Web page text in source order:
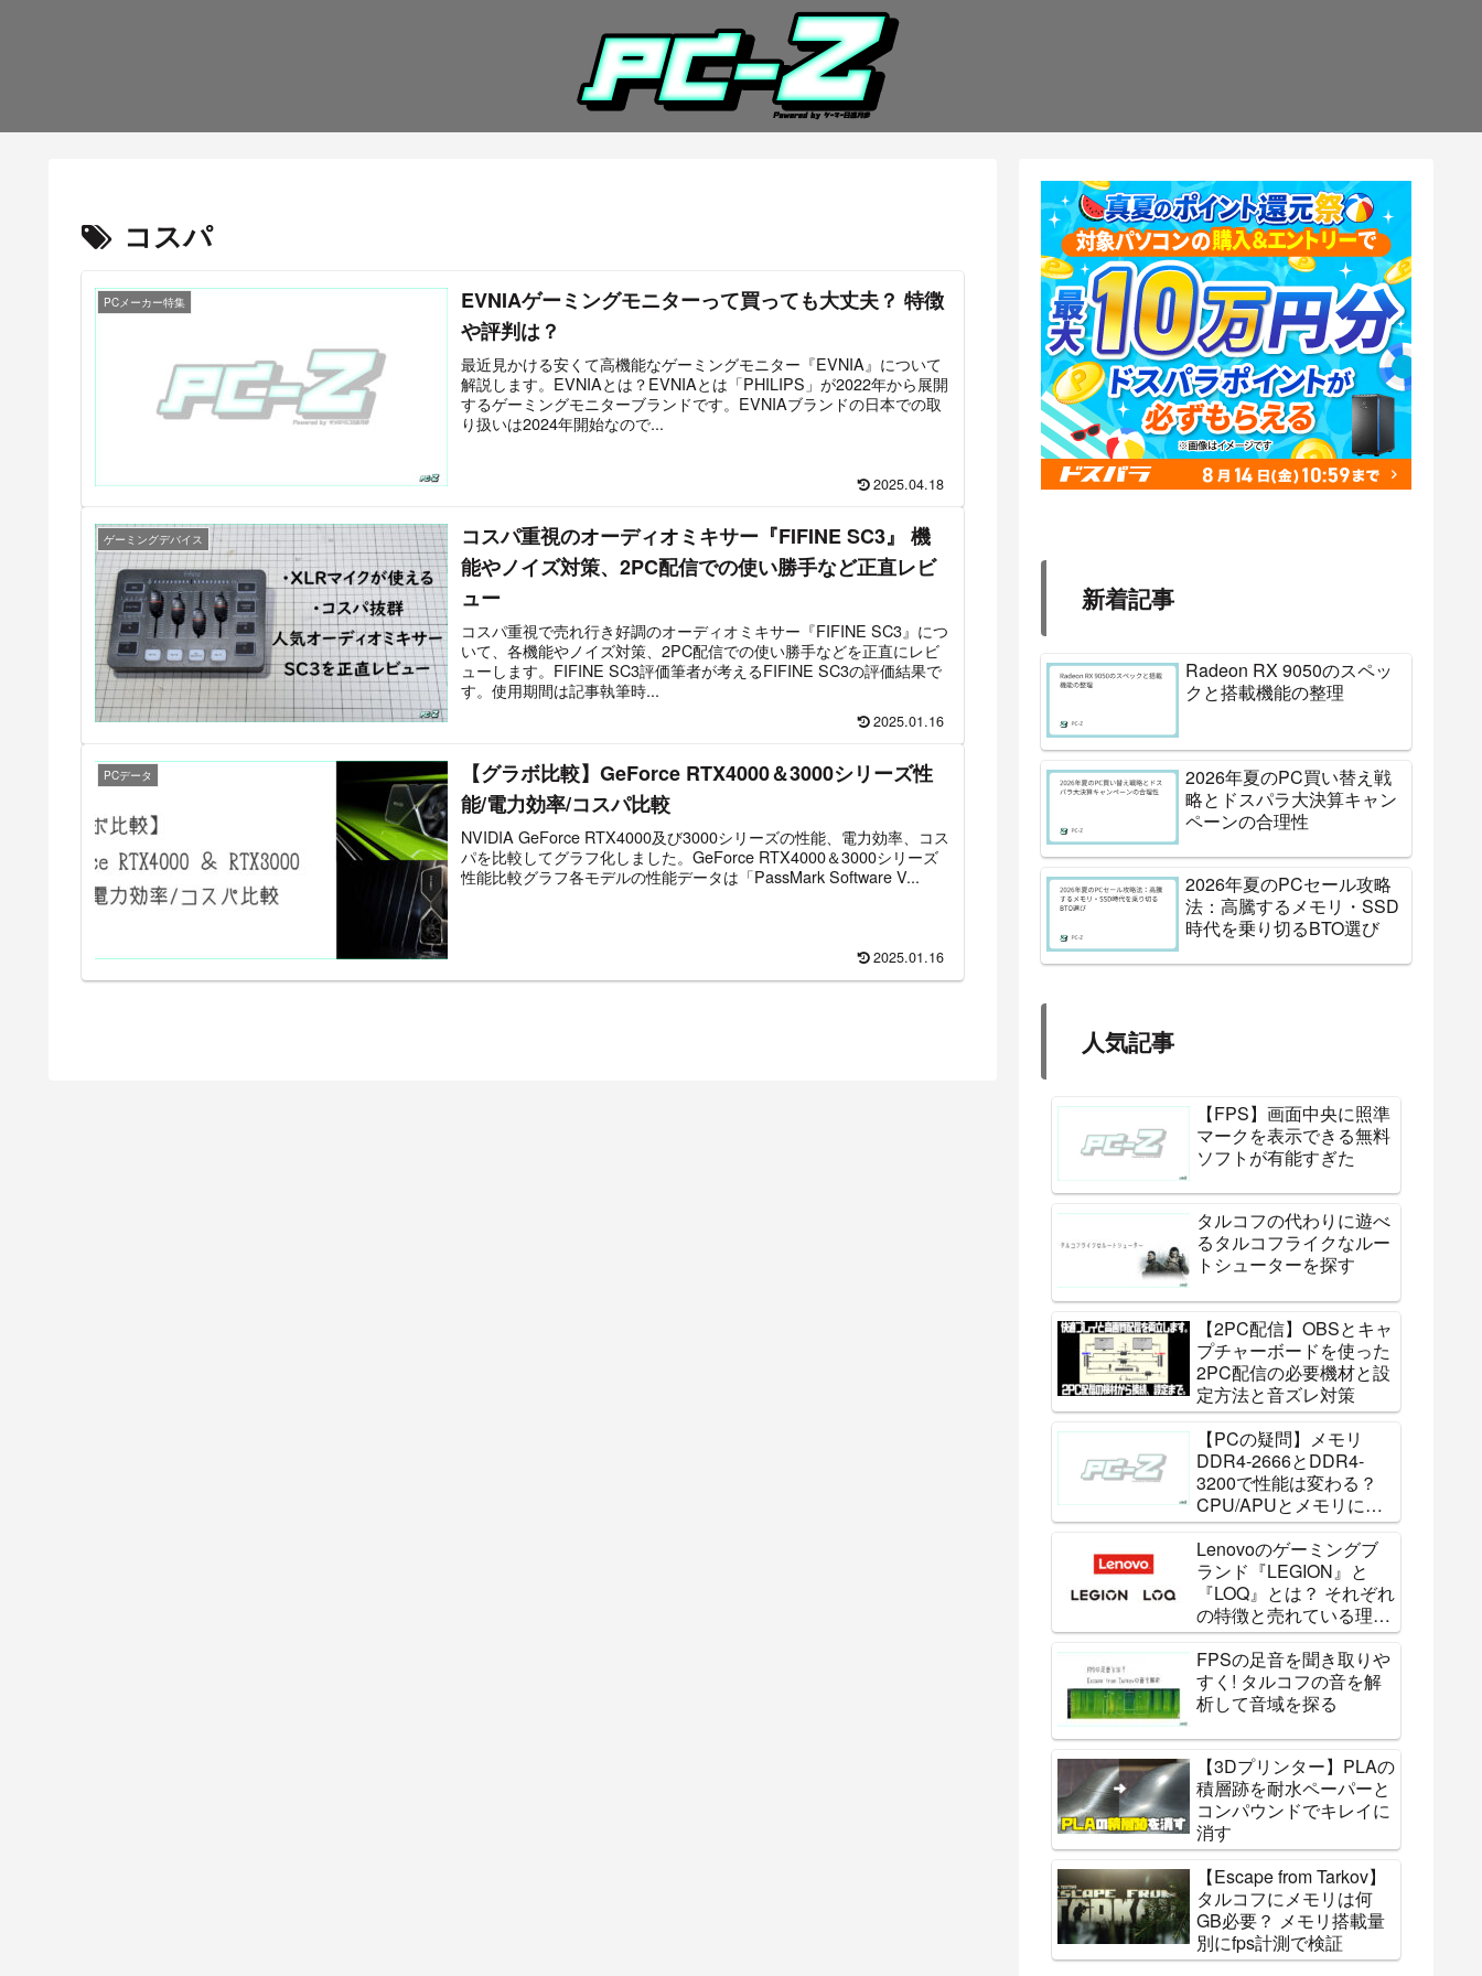
コスパ
PCメーカー特集
EVNIAゲーミングモニターって買っても大丈夫？ 特徴
や評判は？
最近見かける安くて高機能なゲーミングモニター『EVNIA』について
解説します。EVNIAとは？EVNIAとは「PHILIPS」が2022年から展開
するゲーミングモニターブランドです。EVNIAブランドの日本での取
り扱いは2024年開始なので...
2025.04.18
ゲーミングデバイス
コスパ重視のオーディオミキサー『FIFINE SC3』 機
能やノイズ対策、2PC配信での使い勝手など正直レビ
ュー
コスパ重視で売れ行き好調のオーディオミキサー『FIFINE SC3』につ
いて、各機能やノイズ対策、2PC配信での使い勝手などを正直にレビ
ューします。FIFINE SC3評価筆者が考えるFIFINE SC3の評価結果で
す。使用期間は記事執筆時...
2025.01.16
PCデータ
【グラボ比較】GeForce RTX4000＆3000シリーズ性
能/電力効率/コスパ比較
NVIDIA GeForce RTX4000及び3000シリーズの性能、電力効率、コス
パを比較してグラフ化しました。GeForce RTX4000＆3000シリーズ
性能比較グラフ各モデルの性能データは「PassMark Software V...
2025.01.16
新着記事
Radeon RX 9050のスペッ
クと搭載機能の整理
2026年夏のPC買い替え戦
略とドスパラ大決算キャン
ペーンの合理性
2026年夏のPCセール攻略
法：高騰するメモリ・SSD
時代を乗り切るBTO選び
人気記事
【FPS】画面中央に照準
マークを表示できる無料
ソフトが有能すぎた
タルコフの代わりに遊べ
るタルコフライクなルー
トシューターを探す
【2PC配信】OBSとキャ
プチャーボードを使った
2PC配信の必要機材と設
定方法と音ズレ対策
【PCの疑問】メモリ
DDR4-2666とDDR4-
3200で性能は変わる？
CPU/APUとメモリにつ
いて
Lenovoのゲーミングブ
ランド『LEGION』と
『LOQ』とは？ それぞれ
の特徴と売れている理由
を解説
FPSの足音を聞き取りや
すく! タルコフの音を解
析して音域を探る
【3Dプリンター】PLAの
積層跡を耐水ペーパーと
コンパウンドでキレイに
消す
【Escape from Tarkov】
タルコフにメモリは何
GB必要？ メモリ搭載量
別にfps計測で検証